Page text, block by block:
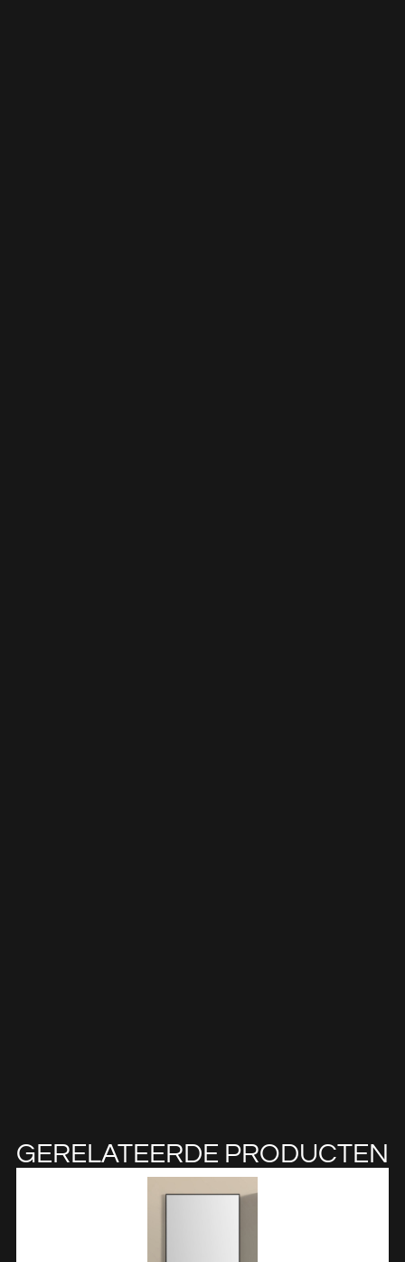
GERELATEERDE PRODUCTEN